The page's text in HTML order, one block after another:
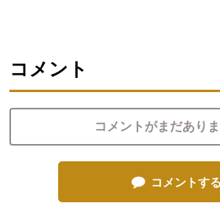
コメント
コメントがまだありま
コメントする